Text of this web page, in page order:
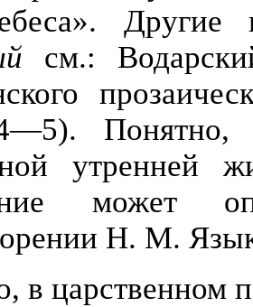
Другие
см.:
Понятно,
утренней
может
Н. М.
в царственном